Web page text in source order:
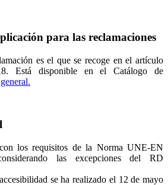
para las reclamaciones
es el que se recoge en el artículo
Está disponible en el Catálogo de
los requisitos de la Norma UNE-EN
las excepciones del RD
se ha realizado el 12 de mayo